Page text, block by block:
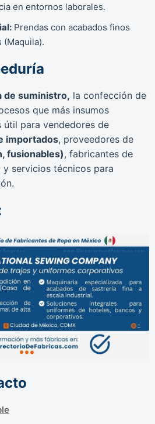
en entornos laborales.
Prendas con acabados finos
(Maquila).
de suministro, la confección de
que más insumos
útil para vendedores de
importados, proveedores de
fusionables), fabricantes de
y servicios técnicos para